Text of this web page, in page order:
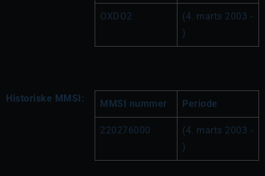
OXDO2
(4. marts 2003 -
)
Historiske MMSI: MMSI nummer Periode
220276000
(4. marts 2003 -
)